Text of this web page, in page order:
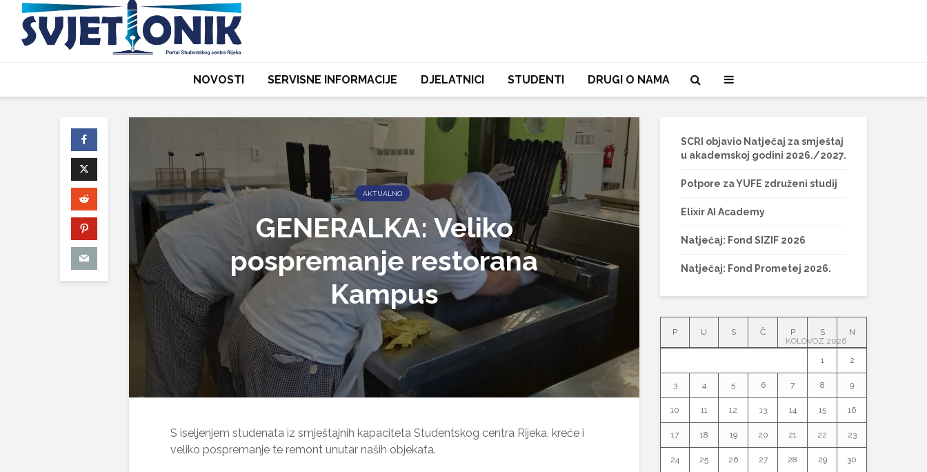
NOVOSTI SERVISNE INFORMACIJE DJELATNICI STUDENTI DRUGI O NAMA
AKTUALNO
GENERALKA: Veliko
pospremanje restorana
Kampus
S iseljenjem studenata iz smještajnih kapaciteta Studentskog centra Rijeka, kreće i
veliko pospremanje te remont unutar naših objekata.
SCRI objavio Natječaj za smještaj
u akademskoj godini 2026./2027.
Potpore za YUFE združeni studij
Elixir AI Academy
Natječaj: Fond SIZIF 2026
Natječaj: Fond Prometej 2026.
KOLOVOZ 2026
P U S Č P S N
1 2
3 4 5 6 7 8 9
10 11 12 13 14 15 16
17 18 19 20 21 22 23
24 25 26 27 28 29 30